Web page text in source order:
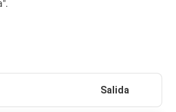
Salida